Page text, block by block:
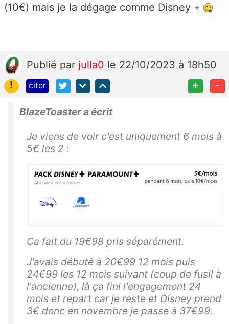
(10€) mais je la dégage comme Disney +
Publié par julla0 le 22/10/2023 à 18h50
!
citer + -
BlazeToaster a écrit
Je viens de voir c'est uniquement 6 mois à
5€ les 2 :
Ca fait du 19€98 pris séparément.
J'avais débuté à 20€99 12 mois puis
24€99 les 12 mois suivant (coup de fusil à
l'ancienne), là ça fini l'engagement 24
mois et repart car je reste et Disney prend
3€ donc en novembre je passe à 37€99.